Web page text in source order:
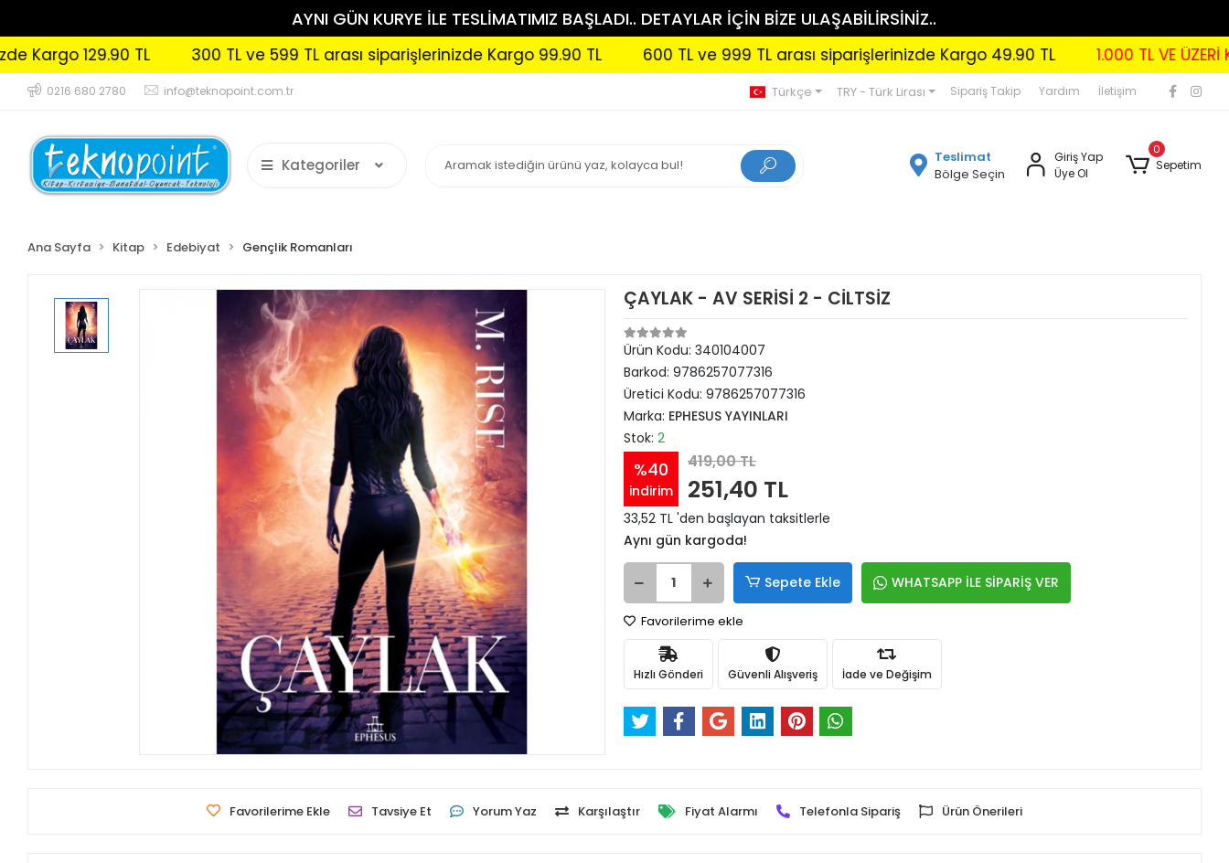
AYNI GÜN KURYE İLE TESLİMATIMIZ BAŞLADI.. DETAYLAR İÇİN BİZE ULAŞABİLİRSİNİZ..
129.90 TL 300 TL ve 599 TL arası siparişlerinizde Kargo 99.90 TL 600 TL ve 999 TL arası siparişlerinizde Kargo 49.90 TL 1.000 TL VE ÜZERİ KARGO
0216 680 2780 info@teknopoint.com.tr Türkçe TRY - Türk Lirası Sipariş Takip Yardım İletişim
Kategoriler
Teslimat
Bölge Seçin
Giriş Yap
Üye Ol
0
Sepetim
Ana Sayfa Kitap Edebiyat Gençlik Romanları
ÇAYLAK - AV SERİSİ 2 - CİLTSİZ
Ürün Kodu: 340104007
Barkod: 9786257077316
Üretici Kodu: 9786257077316
Marka: EPHESUS YAYINLARI
Stok: 2
%40
indirim
419,00 TL
251,40 TL
33,52 TL 'den başlayan taksitlerle
Aynı gün kargoda!
Sepete Ekle WHATSAPP İLE SİPARİŞ VER
Favorilerime ekle
Hızlı Gönderi Güvenli Alışveriş İade ve Değişim
Favorilerime Ekle Tavsiye Et Yorum Yaz Karşılaştır Fiyat Alarmı Telefonla Sipariş Ürün Önerileri